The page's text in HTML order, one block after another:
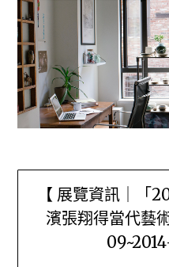
【 展覽資訊｜「
濱張翔得當代藝